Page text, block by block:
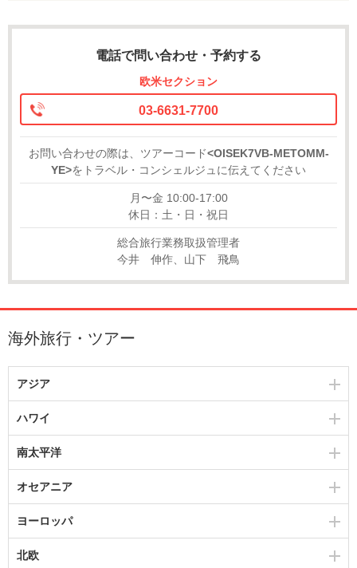
電話で問い合わせ・予約する
欧米セクション
03-6631-7700
お問い合わせの際は、ツアーコード<OISEK7VB-METOMM-
YE>をトラベル・コンシェルジュに伝えてください
月〜金 10:00-17:00
休日：土・日・祝日
総合旅行業務取扱管理者
今井 伸作、山下 飛鳥
海外旅行・ツアー
アジア
ハワイ
南太平洋
オセアニア
ヨーロッパ
北欧